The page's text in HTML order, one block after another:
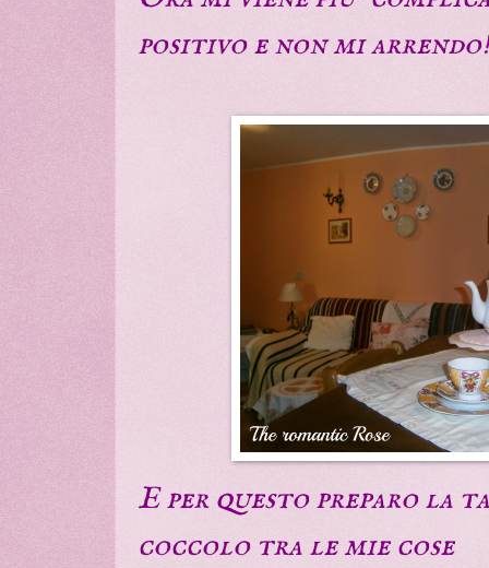
positivo e non mi arrendo!
E per questo preparo la
coccolo tra le mie cose